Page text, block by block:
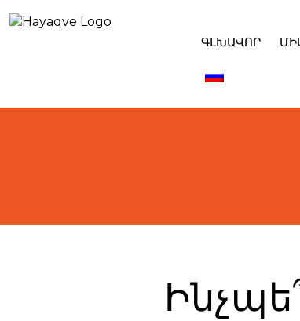
to
ԳԼԽԱՎՈՐ